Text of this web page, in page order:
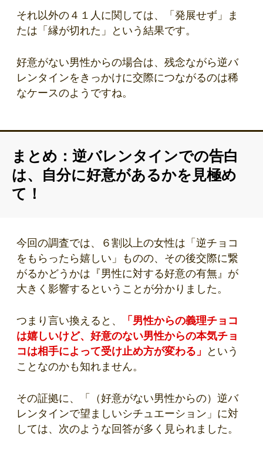
それ以外の４１人に関しては、「発展せず」ま
たは「縁が切れた」という結果です。
好意がない男性からの場合は、残念ながら逆バ
レンタインをきっかけに交際につながるのは稀
なケースのようですね。
まとめ：逆バレンタインでの告白
は、自分に好意があるかを見極め
て！
今回の調査では、６割以上の女性は「逆チョコ
をもらったら嬉しい」ものの、その後交際に繋
がるかどうかは『男性に対する好意の有無』が
大きく影響するということが分かりました。
つまり言い換えると、
「男性からの義理チョコ
は嬉しいけど、好意のない男性からの本気チョ
コは相手によって受け止め方が変わる」
という
ことなのかも知れません。
その証拠に、「（好意がない男性からの）逆バ
レンタインで望ましいシチュエーション」に対
しては、次のような回答が多く見られました。